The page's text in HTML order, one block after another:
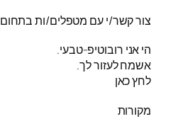
צור קשר/י עם מטפלים/ות בתחום
הי אני רובוטיפ-טבעי.
אשמח לעזור לך.
לחץ כאן
מקורות